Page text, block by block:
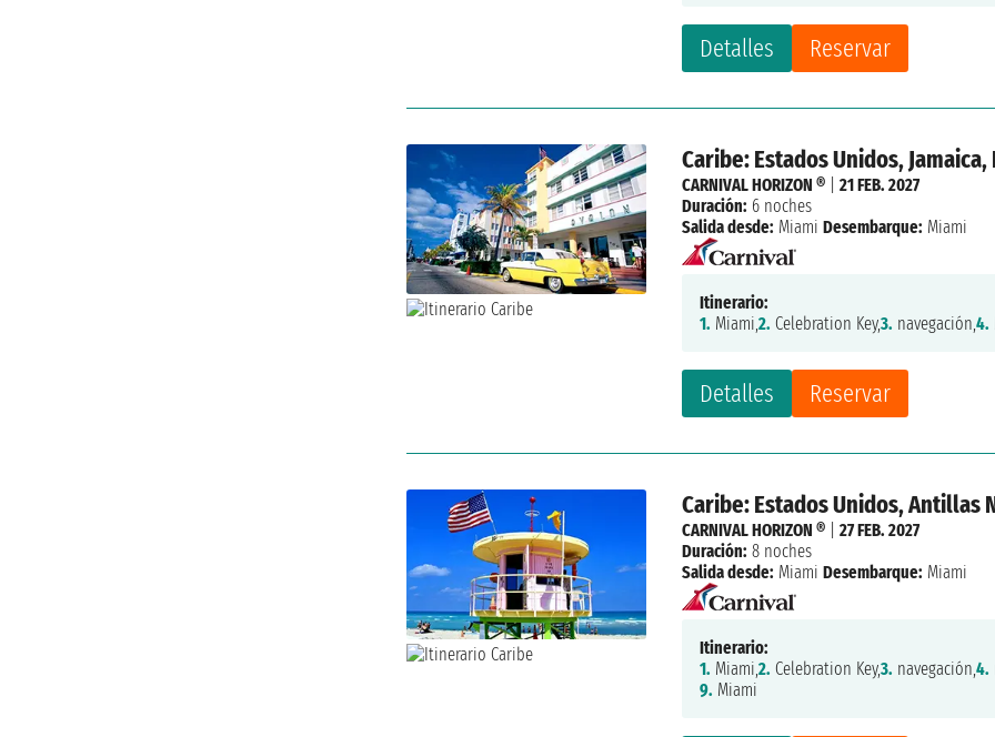
Detalles Reservar
Caribe: Estados Unidos, Jamaica,
Detalles Reservar
CARNIVAL HORIZON ® |21 FEB. 2027
Duración: 6 noches
Salida desde: Miami Desembarque: Miami
Itinerario:
1. Miami,2. Celebration Key,3. navegación,4.
Caribe: Estados Unidos, Antillas
CARNIVAL HORIZON ® |27 FEB. 2027
Duración: 8 noches
Salida desde: Miami Desembarque: Miami
Itinerario:
1. Miami,2. Celebration Key,3. navegación,4.
9. Miami